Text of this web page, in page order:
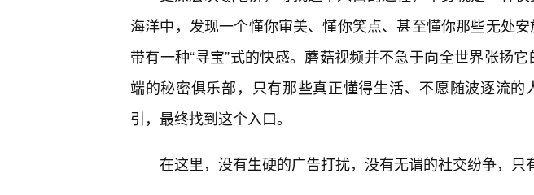
海洋中，发现一个懂你审美、懂你笑点、甚至懂你那些无处
带有一种“寻宝”式的快感。蘑菇视频并不急于向全世界张扬
端的秘密俱乐部，只有那些真正懂得生活、不愿随波逐流的
引，最终找到这个入口。
在这里，没有生硬的广告打扰，没有无谓的社交纷争，只